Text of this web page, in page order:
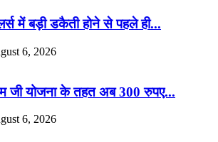
में बड़ी डकैती होने से पहले ही...
6, 2026
जी योजना के तहत अब 300 रुपए...
6, 2026